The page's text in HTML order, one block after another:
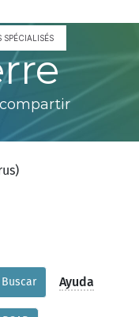
SPÉCIALISÉS
Buscar Ayuda